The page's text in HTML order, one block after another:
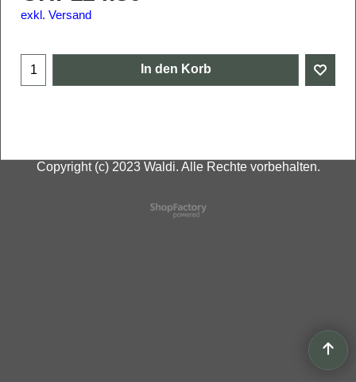
exkl. Versand
In den Korb
Copyright (c) 2023 Waldi. Alle Rechte vorbehalten.
WebShop erstellt mit
ShopFactory Shop